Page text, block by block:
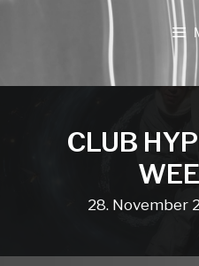
CLUB
28. November